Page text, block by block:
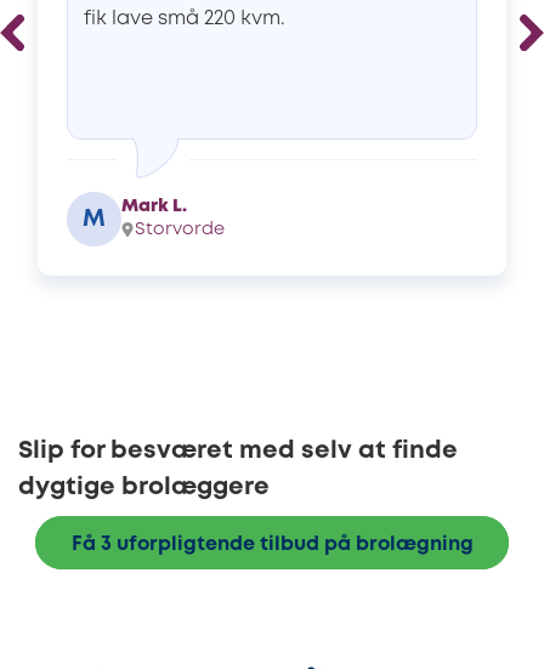
fik lave små 220 kvm.
M
Mark L.
Storvorde
Slip for besværet med selv at finde
dygtige brolæggere
Få 3 uforpligtende tilbud på brolægning